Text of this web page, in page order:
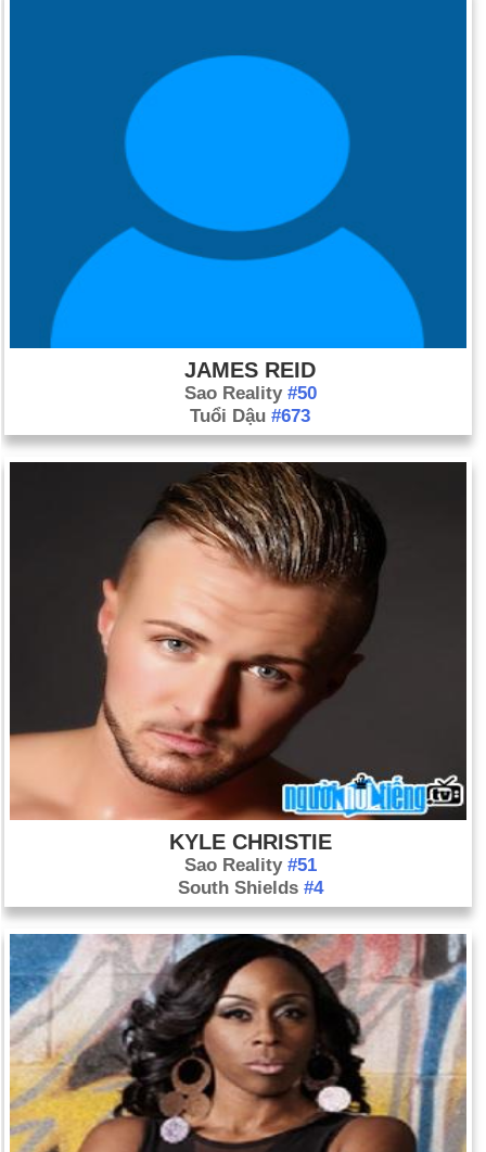
JAMES REID
Sao Reality #50
Tuổi Dậu #673
KYLE CHRISTIE
Sao Reality #51
South Shields #4